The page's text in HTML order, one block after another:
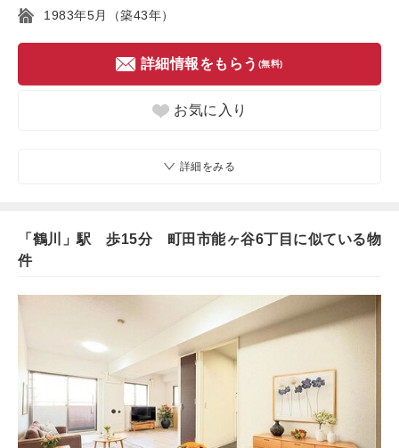
1983年5月（築43年）
詳細情報をもらう (無料)
お気に入り
詳細をみる
「鶴川」駅 歩15分 町田市能ヶ谷6丁目に似ている物
件